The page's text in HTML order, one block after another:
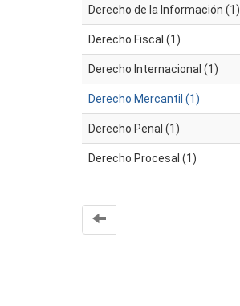
Derecho de la Información (1)
Derecho Fiscal (1)
Derecho Internacional (1)
Derecho Mercantil (1)
Derecho Penal (1)
Derecho Procesal (1)